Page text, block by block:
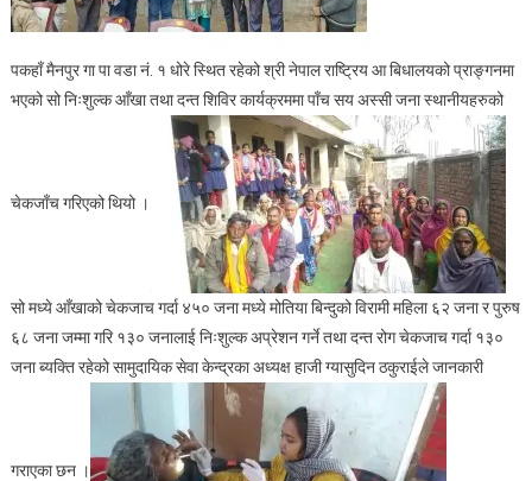
पकहाँ मैनपुर गा पा वडा नं. १ धोरे स्थित रहेको श्री नेपाल राष्ट्रिय आ बिधालयको प्राङ्गनमा
भएको सो निःशुल्क आँखा तथा दन्त शिविर कार्यक्रममा पाँच सय अस्सी जना स्थानीयहरुको
चेकजाँच गरिएको थियो ।
सो मध्ये आँखाको चेकजाच गर्दा ४५० जना मध्ये मोतिया बिन्दुको विरामी महिला ६२ जना र पुरुष
६८ जना जम्मा गरि १३० जनालाई निःशुल्क अप्रेशन गर्ने तथा दन्त रोग चेकजाच गर्दा १३०
जना ब्यक्ति रहेको सामुदायिक सेवा केन्द्रका अध्यक्ष हाजी ग्यासुदिन ठकुराईले जानकारी
गराएका छन ।